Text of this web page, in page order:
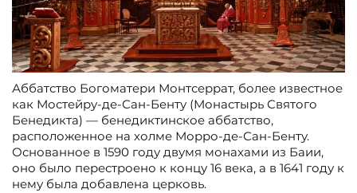
Аббатство Богоматери Монтсеррат, более известное
как Мостейру-де-Сан-Бенту (Монастырь Святого
Бенедикта) — бенедиктинское аббатство,
расположенное на холме Морро-де-Сан-Бенту.
Основанное в 1590 году двумя монахами из Баии,
оно было перестроено к концу 16 века, а в 1641 году к
нему была добавлена церковь.